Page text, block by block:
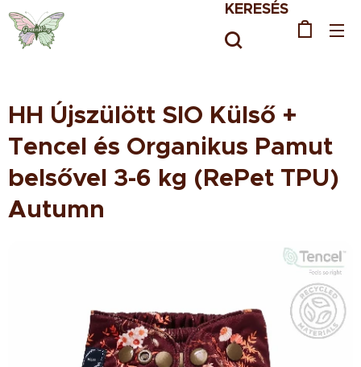
KERESÉS
HH Újszülött SIO Külső +
Tencel és Organikus Pamut
belsővel 3-6 kg (RePet TPU)
Autumn